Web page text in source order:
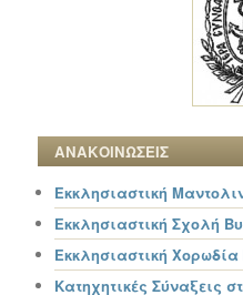
ΑΝΑΚΟΙΝΩΣΕΙΣ
Εκκλησιαστική
Εκκλησιαστική Σχολή
Εκκλησιαστική
Κατηχητικές Σύναξεις